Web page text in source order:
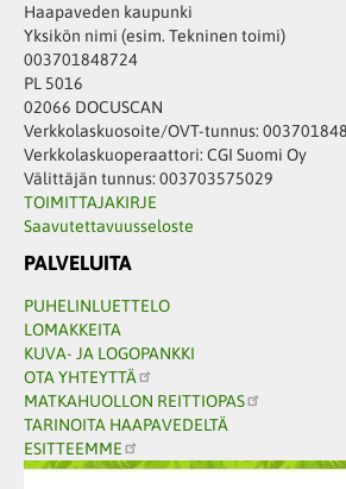
Haapaveden kaupunki
Yksikön nimi (esim. Tekninen toimi)
003701848724
PL 5016
02066 DOCUSCAN
Verkkolaskuosoite/OVT-tunnus:
Verkkolaskuoperaattori: CGI Suomi Oy
Välittäjän tunnus: 003703575029
TOIMITTAJAKIRJE
Saavutettavuusseloste
PALVELUITA
PUHELINLUETTELO
LOMAKKEITA
KUVA- JA LOGOPANKKI
OTA YHTEYTTÄ
MATKAHUOLLON REITTIOPAS
TARINOITA HAAPAVEDELTÄ
ESITTEEMME